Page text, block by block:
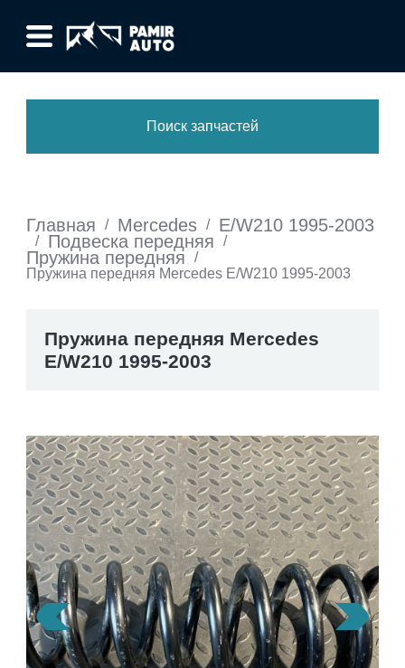
Поиск запчастей
Главная / Mercedes / E/W210 1995-2003
/ Подвеска передняя /
Пружина передняя
/
Пружина передняя Mercedes E/W210 1995-2003
Пружина передняя Mercedes
E/W210 1995-2003